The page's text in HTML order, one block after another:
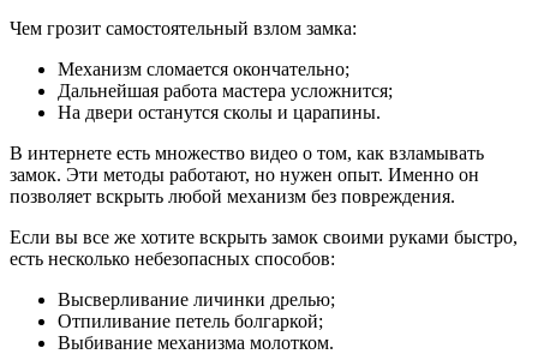
Чем грозит самостоятельный взлом замка:
Механизм сломается окончательно;
Дальнейшая работа мастера усложнится;
На двери останутся сколы и царапины.
В интернете есть множество видео о том, как взламывать
замок. Эти методы работают, но нужен опыт. Именно он
позволяет вскрыть любой механизм без повреждения.
Если вы все же хотите вскрыть замок своими руками быстро,
есть несколько небезопасных способов:
Высверливание личинки дрелью;
Отпиливание петель болгаркой;
Выбивание механизма молотком.